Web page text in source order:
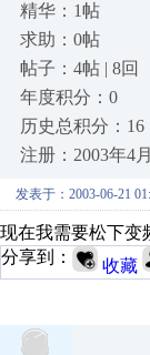
精华：1帖
求助：0帖
帖子：4帖 | 8回
年度积分：0
历史总积分：16
注册：2003年4
发表于：2003-06-21
现在我需要松下变
分享到：
收藏